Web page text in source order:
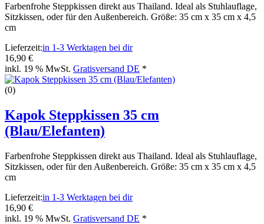
Farbenfrohe Steppkissen direkt aus Thailand. Ideal als Stuhlauflage,
Sitzkissen, oder für den Außenbereich. Größe: 35 cm x 35 cm x 4,5
cm
Lieferzeit:in 1-3 Werktagen bei dir
16,90 €
inkl. 19 % MwSt. Gratisversand DE *
(0)
Kapok Steppkissen 35 cm
(Blau/Elefanten)
Farbenfrohe Steppkissen direkt aus Thailand. Ideal als Stuhlauflage,
Sitzkissen, oder für den Außenbereich. Größe: 35 cm x 35 cm x 4,5
cm
Lieferzeit:in 1-3 Werktagen bei dir
16,90 €
inkl. 19 % MwSt. Gratisversand DE *